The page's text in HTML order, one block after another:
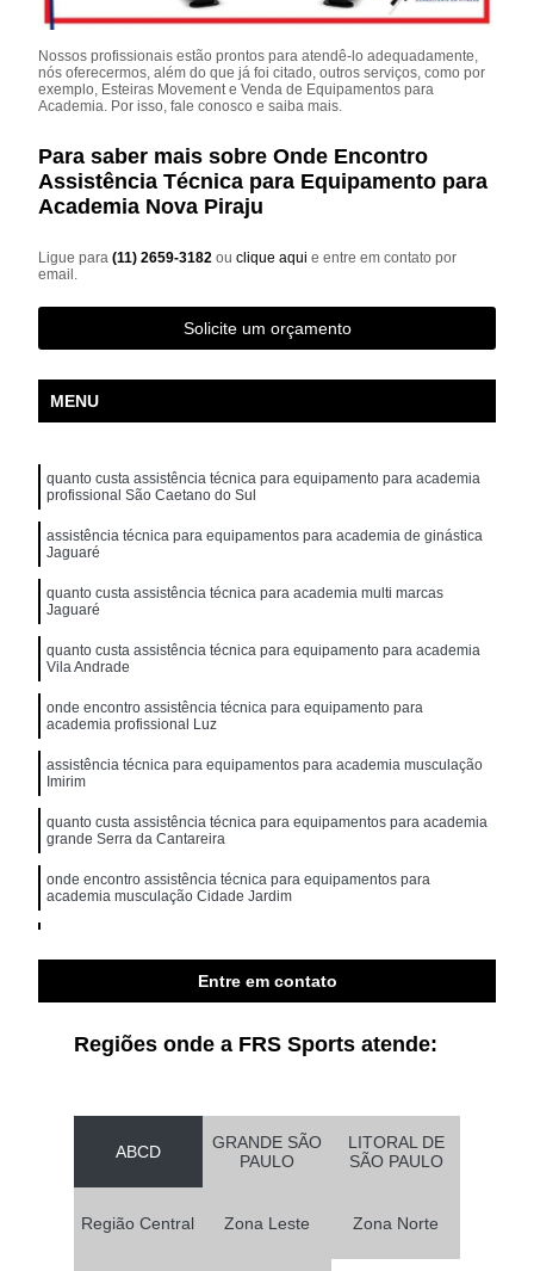
Nossos profissionais estão prontos para atendê-lo adequadamente,
nós oferecermos, além do que já foi citado, outros serviços, como por
exemplo, Esteiras Movement e Venda de Equipamentos para
Academia. Por isso, fale conosco e saiba mais.
Para saber mais sobre Onde Encontro
Assistência Técnica para Equipamento para
Academia Nova Piraju
Ligue para(11) 2659-3182ouclique aqui e entre em contato por
email.
Solicite um orçamento
MENU
quanto custa assistência técnica para equipamento para academia
profissional São Caetano do Sul
assistência técnica para equipamentos para academia de ginástica
Jaguaré
quanto custa assistência técnica para academia multi marcas
Jaguaré
quanto custa assistência técnica para equipamento para academia
Vila Andrade
onde encontro assistência técnica para equipamento para
academia profissional Luz
assistência técnica para equipamentos para academia musculação
Imirim
quanto custa assistência técnica para equipamentos para academia
grande Serra da Cantareira
onde encontro assistência técnica para equipamentos para
academia musculação Cidade Jardim
Entre em contato
Regiões onde a FRS Sports atende:
ABCD
GRANDE SÃO
PAULO
LITORAL DE
SÃO PAULO
Região Central Zona Leste Zona Norte